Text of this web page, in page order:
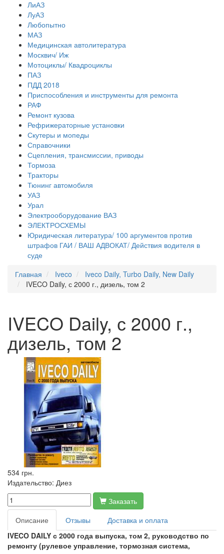
ЛиАЗ
ЛуАЗ
Любопытно
МАЗ
Медицинская автолитература
Москвич/ Иж
Мотоциклы/ Квадроциклы
ПАЗ
ПДД 2018
Приспособления и инструменты для ремонта
РАФ
Ремонт кузова
Рефрижераторные установки
Скутеры и мопеды
Справочники
Сцепления, трансмиссии, приводы
Тормоза
Тракторы
Тюнинг автомобиля
УАЗ
Урал
Электрооборудование ВАЗ
ЭЛЕКТРОСХЕМЫ
Юридическая литература/ 100 аргументов против
штрафов ГАИ / ВАШ АДВОКАТ/ Действия водителя в
суде
Главная
Iveco
Iveco Daily, Turbo Daily, New Daily
IVECO Daily, с 2000 г., дизель, том 2
IVECO Daily, с 2000 г.,
дизель, том 2
534 грн.
Издательство: Диез
Заказать
Описание
Отзывы
Доставка и оплата
IVECO DAILY с 2000 года выпуска, том 2, руководство по
ремонту (рулевое управление, тормозная система,